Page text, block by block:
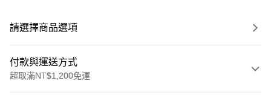
請選擇商品選項
付款與運送方式
超取滿NT$1,200免運